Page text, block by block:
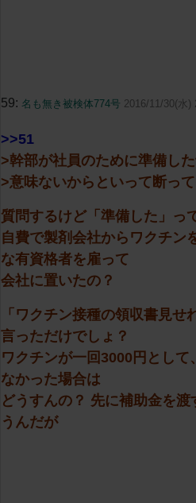
59: 名も無き被検体774号 2016/11/30(水
>>51
>幹部が社員のために準備した
>意味ないからといって断っ
質問するけど「準備した」っ
自費で製剤会社からワクチン
な有資格者を雇って
会社に置いたの？
「ワクチン接種の領収書見せ
言っただけでしょ？
ワクチンが一回3000円とし
なかった場合は
どうすんの？ 先に補助金を
うんだが